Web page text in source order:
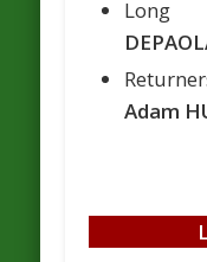
Long
Adam